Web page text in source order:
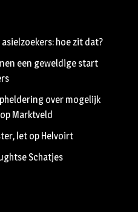
hoe zit dat?
een geweldige start
over mogelijk
Marktveld
let op Helvoirt
Schatjes